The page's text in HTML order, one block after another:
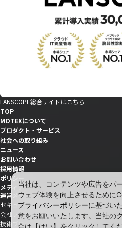
LANSCOPE総合サイトはこちら
TOP
MOTEXについて
プロダクト・サービス
社会への取り組み
ニュース
お問い合わせ
採用情報
ポリシー
メディア
運営メディア
セキュリティ情報サイト「wiz LANCOPE」
会社ブログ「MOTEX公式note」
技術ブログ「MOTEX TECH BLOG」
当社は、コンテンツや広告をパ
ウェブ体験を向上させるために
プライバシーポリシーに基づい
意をお願いいたします。当社の
合は【はい】をクリックしてくだ